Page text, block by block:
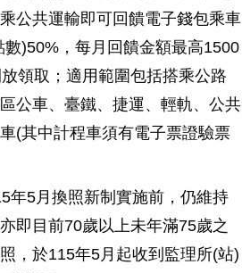
公共運輸即可回饋電子錢包乘車
)50%，每月回饋金額最高1500
領取；適用範圍包括搭乘公路
公車、臺鐵、捷運、輕軌、公共
(其中計程車須有電子票證驗票
年5月換照新制實施前，仍維持
即目前70歲以上未年滿75歲之
，於115年5月起收到監理所(站)